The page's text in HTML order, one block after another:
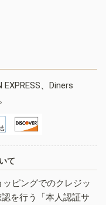
、Diners
て
ピングでのクレジッ
を行う「本人認証サ